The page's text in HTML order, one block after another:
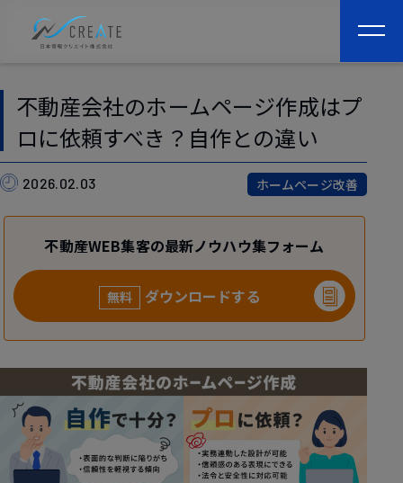
不動産会社のホームページ作成はプ
ロに依頼すべき？自作との違い
2026.02.03 ホームページ改善
不動産WEB集客の最新ノウハウ集フォーム
無料 ダウンロードする